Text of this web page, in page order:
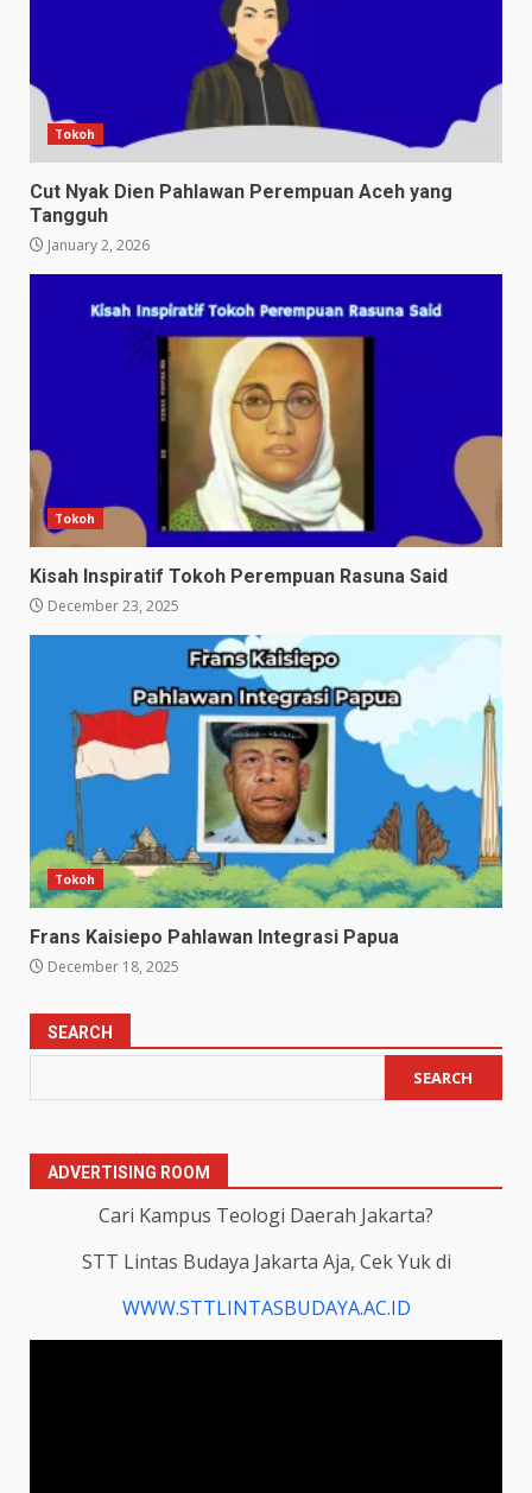
Tokoh
Cut Nyak Dien Pahlawan Perempuan Aceh yang
Tangguh
January 2, 2026
Tokoh
Kisah Inspiratif Tokoh Perempuan Rasuna Said
December 23, 2025
Tokoh
Frans Kaisiepo Pahlawan Integrasi Papua
December 18, 2025
SEARCH
SEARCH
ADVERTISING ROOM
Cari Kampus Teologi Daerah Jakarta?
STT Lintas Budaya Jakarta Aja, Cek Yuk di
WWW.STTLINTASBUDAYA.AC.ID